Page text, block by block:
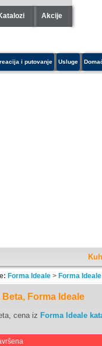
Akcije
i putovanje Usluge
Forma Ideale > Forma Ideale
Beta, Forma Ideale
cena iz Forma Ideale